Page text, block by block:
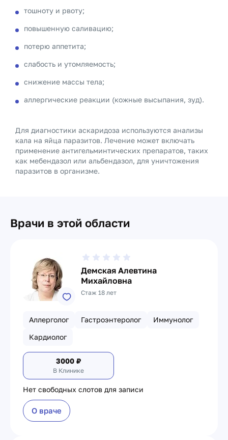
тошноту и рвоту;
повышенную саливацию;
потерю аппетита;
слабость и утомляемость;
снижение массы тела;
аллергические реакции (кожные высыпания, зуд).
Для диагностики аскаридоза используются анализы
кала на яйца паразитов. Лечение может включать
применение антигельминтических препаратов, таких
как мебендазол или альбендазол, для уничтожения
паразитов в организме.
Врачи в этой области
Демская Алевтина
Михайловна
Стаж 18 лет
Аллерголог Гастроэнтеролог
Иммунолог
Кардиолог
3000 ₽
В Клинике
Нет свободных слотов для записи
О враче